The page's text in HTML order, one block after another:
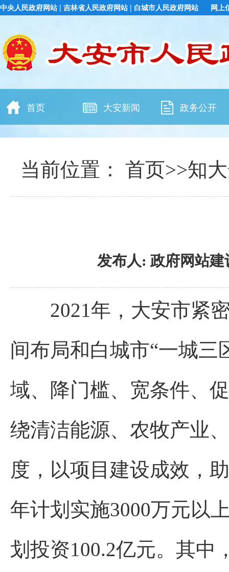
中央人民政府网站 | 吉林省人民政府网站 | 白城市人民政府网站 网上
首页 大安新闻 政务公开
当前位置： 首页>>知
发布人: 政府网站
2021年，大安市紧密
间布局和白城市“一城三
域、降门槛、宽条件、
绕清洁能源、农牧产业
度，以项目建设成效，
年计划实施3000万元以
划投资100.2亿元。其中